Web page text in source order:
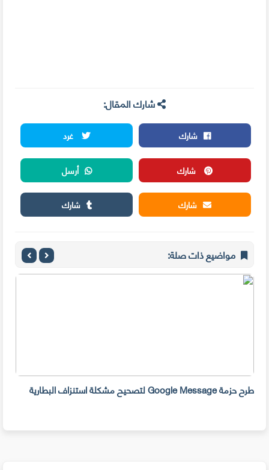
شارك المقال:
شارك
غرد
شارك
أرسل
شارك
شارك
مواضيع ذات صلة:
طرح حزمة Google Message لتصحيح مشكلة استنزاف البطارية